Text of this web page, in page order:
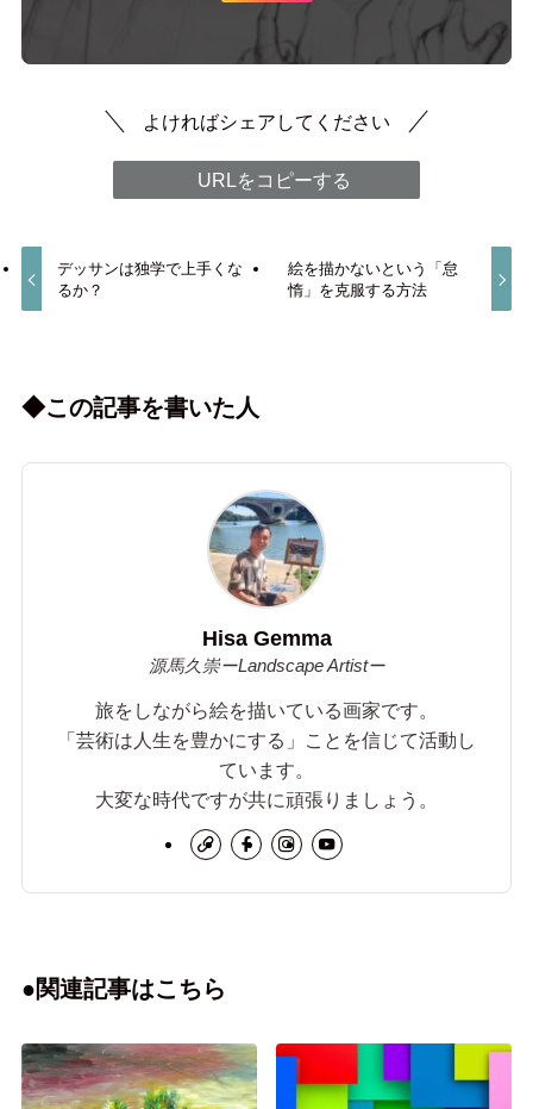
よければシェアしてください
URLをコピーする
デッサンは独学で上手くな
るか？
絵を描かないという「怠
惰」を克服する方法
◆この記事を書いた人
Hisa Gemma
源馬久崇ーLandscape Artistー
旅をしながら絵を描いている画家です。
「芸術は人生を豊かにする」ことを信じて活動し
ています。
大変な時代ですが共に頑張りましょう。
●関連記事はこちら